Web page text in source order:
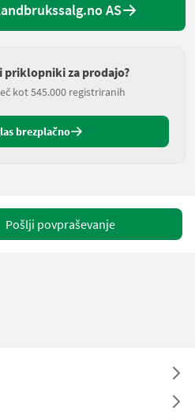
AS
za prodajo?
kot 545.000 registriranih
brezplačno
Pošlji povpraševanje